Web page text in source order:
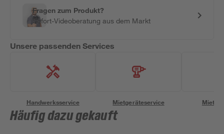
Fragen zum Produkt?
Sofort-Videoberatung aus dem Markt
Unsere passenden Services
Handwerksservice Mietgeräteservice
Häufig dazu gekauft